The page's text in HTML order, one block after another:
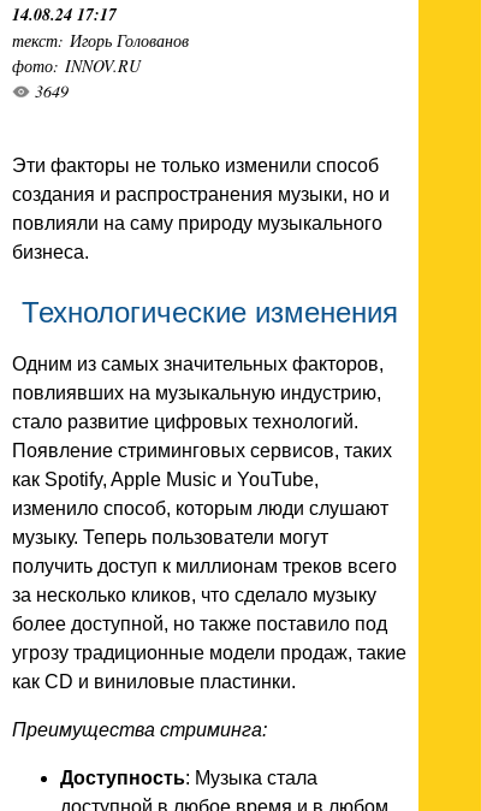
14.08.24 17:17
текст: Игорь Голованов
фото: INNOV.RU
3649
Эти факторы не только изменили способ
создания и распространения музыки, но и
повлияли на саму природу музыкального
бизнеса.
Технологические изменения
Одним из самых значительных факторов,
повлиявших на музыкальную индустрию,
стало развитие цифровых технологий.
Появление стриминговых сервисов, таких
как Spotify, Apple Music и YouTube,
изменило способ, которым люди слушают
музыку. Теперь пользователи могут
получить доступ к миллионам треков всего
за несколько кликов, что сделало музыку
более доступной, но также поставило под
угрозу традиционные модели продаж, такие
как CD и виниловые пластинки.
Преимущества стриминга:
Доступность: Музыка стала
доступной в любое время и в любом